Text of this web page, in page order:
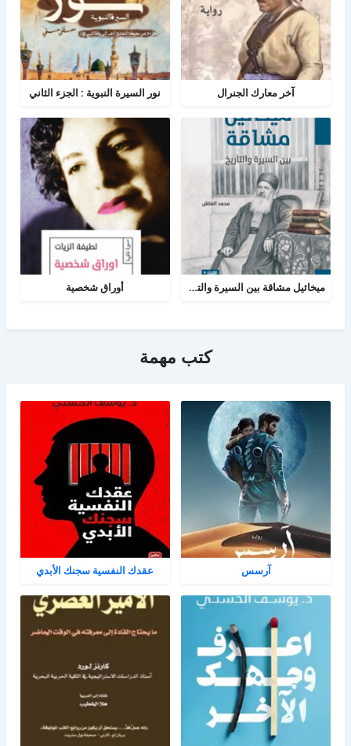
آخر معارك الجنرال نور السيرة النبوية : الجزء الثاني
ميخائيل مشاقة بين السيرة والتاريخ أوراق شخصية
كتب مهمة
آرسس عقدك النفسية سجنك الأبدي